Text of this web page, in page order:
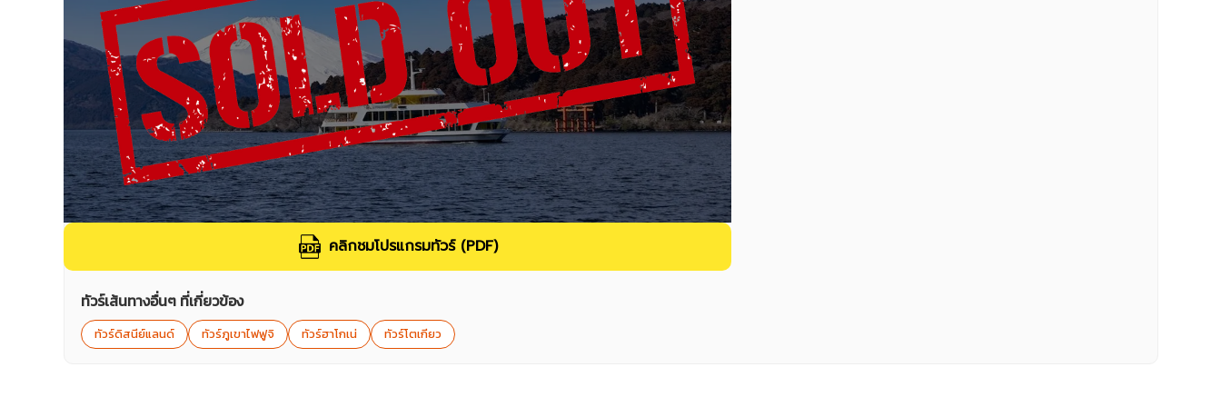
คลิกชมโปรแกรมทัวร์ (PDF)
ทัวร์เส้นทางอื่นๆ ที่เกี่ยวข้อง
ทัวร์ดิสนีย์แลนด์ ทัวร์ภูเขาไฟฟูจิ ทัวร์ฮาโกเน่ ทัวร์โตเกียว